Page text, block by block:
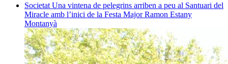
Societat Una vintena de pelegrins arriben a peu al Santuari del
Miracle amb l’inici de la Festa MajorRamon Estany
Montanyà